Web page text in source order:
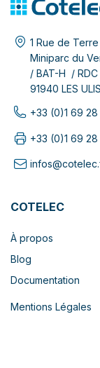
1 Rue de
Miniparc du
/ BAT-H / RDC
91940 LES
+33 (0)1 69
+33 (0)1 69
COTELEC
À propos
Blog
Documentation
Mentions Légales